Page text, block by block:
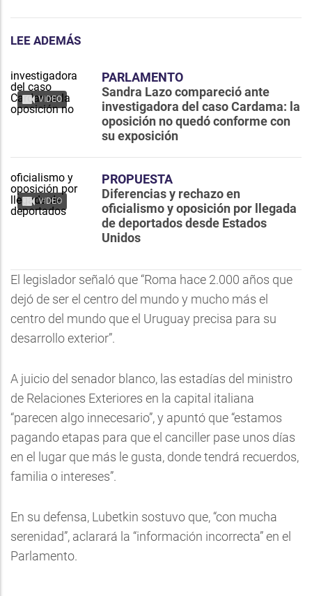
LEE ADEMÁS
VIDEO
PARLAMENTO
Sandra Lazo compareció ante
investigadora del caso Cardama: la
oposición no quedó conforme con
su exposición
VIDEO
PROPUESTA
Diferencias y rechazo en
oficialismo y oposición por llegada
de deportados desde Estados
Unidos
El legislador señaló que “Roma hace 2.000 años que
dejó de ser el centro del mundo y mucho más el
centro del mundo que el Uruguay precisa para su
desarrollo exterior”.
A juicio del senador blanco, las estadías del ministro
de Relaciones Exteriores en la capital italiana
“parecen algo innecesario”, y apuntó que “estamos
pagando etapas para que el canciller pase unos días
en el lugar que más le gusta, donde tendrá recuerdos,
familia o intereses”.
En su defensa, Lubetkin sostuvo que, “con mucha
serenidad”, aclarará la “información incorrecta” en el
Parlamento.